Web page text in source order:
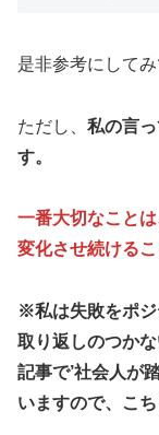
是非参考にしてみ
ただし、 私の言
す。
一番大切なこと
変化させ続けるこ
※私は失敗をポジ
取り返しのつか
記事で’社会人が
いますので、こ